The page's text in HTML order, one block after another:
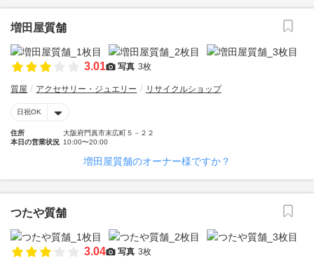
増田屋質舗
3.01 写真 3枚
質屋 アクセサリー・ジュエリー リサイクルショップ
日祝OK
住所
大阪府門真市末広町５－２２
本日の営業状況 10:00〜20:00
増田屋質舗のオーナー様ですか？
つたや質舗
3.04 写真 3枚